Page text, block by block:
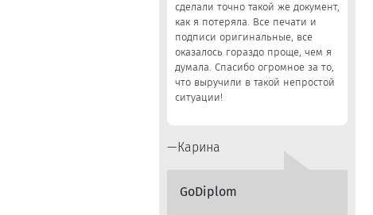
сделали точно такой же документ,
как я потеряла. Все печати и
подписи оригинальные, все
оказалось гораздо проще, чем я
думала. Спасибо огромное за то,
что выручили в такой непростой
ситуации!
Карина
GoDiplom